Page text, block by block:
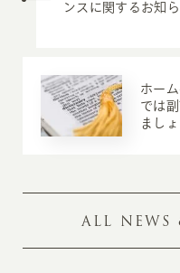
ンスに関するお知
ホー
では
ましょ
ALL NEWS